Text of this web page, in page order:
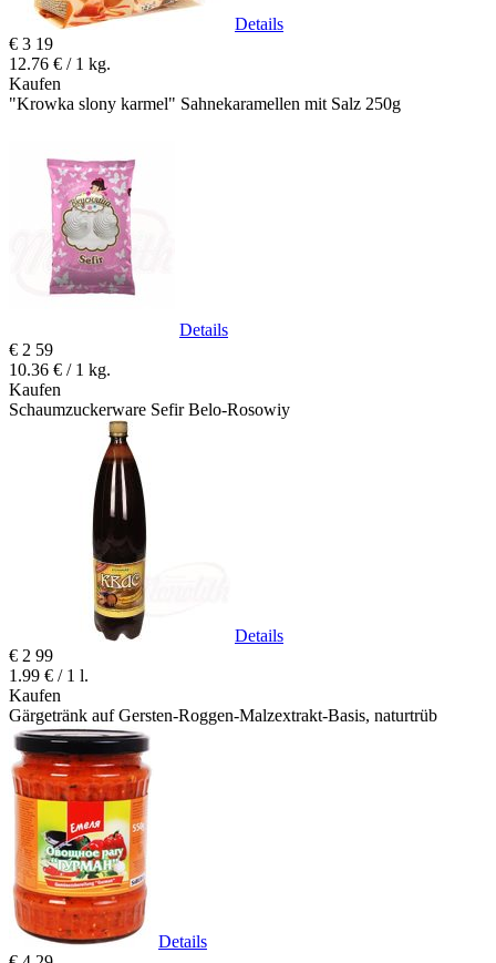
Details
€ 3 19
12.76 € / 1 kg.
Kaufen
"Krowka slony karmel" Sahnekaramellen mit Salz 250g
Details
€ 2 59
10.36 € / 1 kg.
Kaufen
Schaumzuckerware Sefir Belo-Rosowiy
Details
€ 2 99
1.99 € / 1 l.
Kaufen
Gärgetränk auf Gersten-Roggen-Malzextrakt-Basis, naturtrüb
Details